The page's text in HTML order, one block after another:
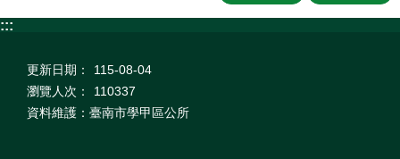
:::
更新日期：
115-08-04
瀏覽人次：
110337
資料維護：臺南市學甲區公所